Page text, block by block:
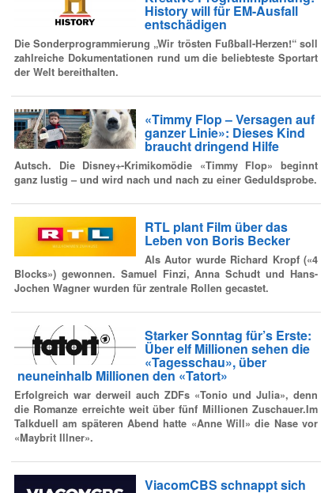
History will für EM-Ausfall
entschädigen
Die Sonderprogrammierung „Wir trösten Fußball-Herzen!“ soll
zahlreiche Dokumentationen rund um die beliebteste Sportart
der Welt bereithalten.
«Timmy Flop – Versagen auf
ganzer Linie»: Dieses Kind
braucht dringend Hilfe
Autsch. Die Disney+-Krimikomödie «Timmy Flop» beginnt
ganz lustig – und wird nach und nach zu einer Geduldsprobe.
RTL plant Film über das
Leben von Boris Becker
Als Autor wurde Richard Kropf («4
Blocks») gewonnen. Samuel Finzi, Anna Schudt und Hans-
Jochen Wagner wurden für zentrale Rollen gecastet.
Starker Sonntag für’s Erste:
Über elf Millionen sehen die
«Tagesschau», über
neuneinhalb Millionen den «Tatort»
Erfolgreich war derweil auch ZDFs «Tonio und Julia», denn
die Romanze erreichte weit über fünf Millionen Zuschauer.Im
Talkduell am späteren Abend hatte «Anne Will» die Nase vor
«Maybrit Illner».
ViacomCBS schnappt sich